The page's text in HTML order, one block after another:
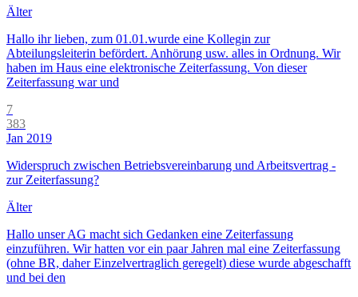
Älter
Hallo ihr lieben, zum 01.01.wurde eine Kollegin zur
Abteilungsleiterin befördert. Anhörung usw. alles in Ordnung. Wir
haben im Haus eine elektronische Zeiterfassung. Von dieser
Zeiterfassung war und
7
383
Jan 2019
Widerspruch zwischen Betriebsvereinbarung und Arbeitsvertrag -
zur Zeiterfassung?
Älter
Hallo unser AG macht sich Gedanken eine Zeiterfassung
einzuführen. Wir hatten vor ein paar Jahren mal eine Zeiterfassung
(ohne BR, daher Einzelvertraglich geregelt) diese wurde abgeschafft
und bei den